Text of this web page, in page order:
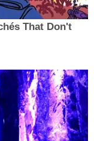
That Don't